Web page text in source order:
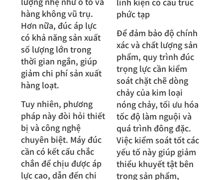
hàng không vũ trụ.
Hơn nữa, đúc áp lực
có khả năng sản xuất
số lượng lớn trong
thời gian ngắn, giúp
giảm chi phí sản xuất
hàng loạt.
Tuy nhiên, phương
pháp này đòi hỏi thiết
bị và công nghệ
chuyên biệt. Máy đúc
cần có kết cấu chắc
chắn để chịu được áp
lực cao, dẫn đến chi
phức tạp
Để đảm bảo độ chính
xác và chất lượng sản
phẩm, quy trình đúc
trọng lực cần kiểm
soát chặt chẽ dòng
chảy của kim loại
nóng chảy, tối ưu hóa
tốc độ làm nguội và
quá trình đông đặc.
Việc kiểm soát tốt các
yếu tố này giúp giảm
thiểu khuyết tật bên
trong sản phẩm,